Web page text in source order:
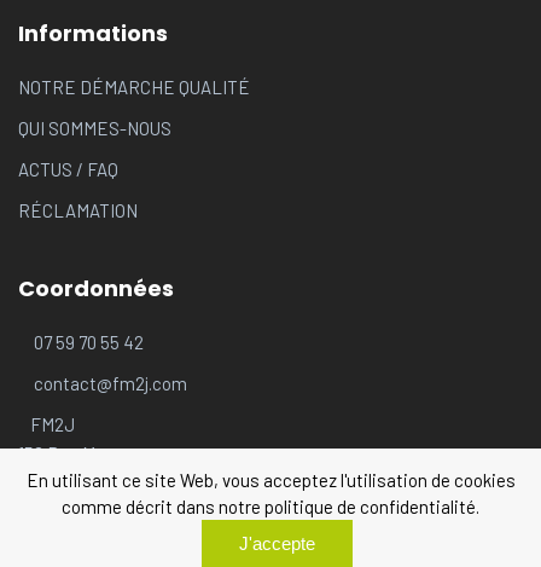
En utilisant ce site Web, vous acceptez l'utilisation de cookies
comme décrit dans notre politique de confidentialité.
J'accepte
Informations
NOTRE DÉMARCHE QUALITÉ
QUI SOMMES-NOUS
ACTUS / FAQ
RÉCLAMATION
Coordonnées
07 59 70 55 42
contact@fm2j.com
FM2J
156 Rue Moncey
69003 LYON